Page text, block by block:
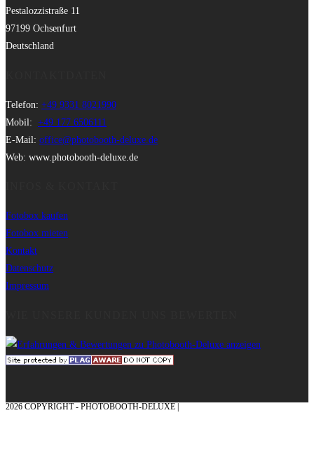
Pestalozzistraße 11
97199 Ochsenfurt
Deutschland
Telefon: +49 9331 8021990
Mobil: +49 177 6506111
E-Mail: office@photobooth-deluxe.de
Web: www.photobooth-deluxe.de
Fotobox kaufen
Fotobox mieten
Kontakt
Datenschutz
Impressum
2026 COPYRIGHT - PHOTOBOOTH-DELUXE |